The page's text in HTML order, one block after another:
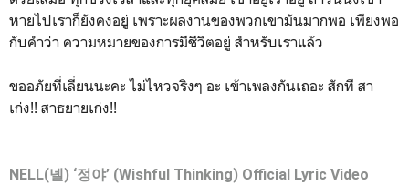
หายไปเราก็ยังคงอยู่ เพราะผลงานของพวกเขามันมากพอ เพียงพอ
กับคำว่า ความหมายของการมีชีวิตอยู่ สำหรับเราแล้ว
ขออภัยที่เลี่ยนนะคะ ไม่ไหวจริงๆ อะ เข้าเพลงกันเถอะ สักที สา
เก่ง!! สาธยายเก่ง!!
NELL(넬) ‘정야’ (Wishful Thinking) Official Lyric Video